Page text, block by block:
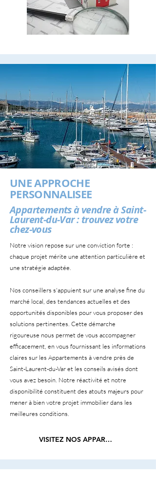
UNE APPROCHE
PERSONNALISEE
Appartements à vendre à Saint-
Laurent-du-Var : trouvez votre
chez-vous
Notre vision repose sur une conviction forte :
chaque projet mérite une attention particulière et
une stratégie adaptée.
Nos conseillers s'appuient sur une analyse fine du
marché local, des tendances actuelles et des
opportunités disponibles pour vous proposer des
solutions pertinentes. Cette démarche
rigoureuse nous permet de vous accompagner
efficacement, en vous fournissant les informations
claires sur les Appartements à vendre près de
Saint-Laurent-du-Var et les conseils avisés dont
vous avez besoin. Notre réactivité et notre
disponibilité constituent des atouts majeurs pour
mener à bien votre projet immobilier dans les
meilleures conditions.
VISITEZ NOS APPARTEMENTS